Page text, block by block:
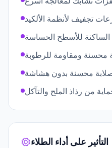
تجفيف لأنظمة الألكيد
للأسطح الحساسة
محسنة ومقاومة للرطوبة
محسنة بدون هشاشة
من رذاذ الملح والتآكل
التأثير على أداء الطلاء